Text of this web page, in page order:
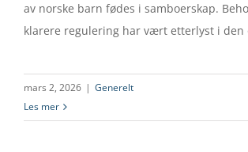
av norske barn fødes i samboerskap.
klarere regulering har vært etterlyst i den
mars 2, 2026 | Generelt
Les mer